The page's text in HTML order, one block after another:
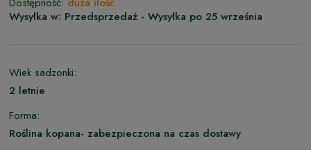
Wysyłka w: Przedsprzedaż - Wysyłka po 25 września
Wiek sadzonki:
2 letnie
Forma:
Roślina kopana- zabezpieczona na czas dostawy